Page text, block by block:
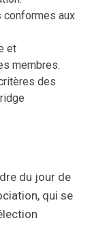
conformes aux
et
membres.
des
du jour de
qui se